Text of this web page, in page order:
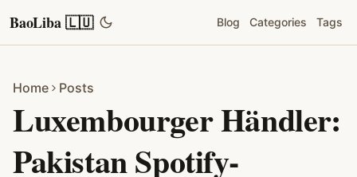
BaoLiba 🇱🇺 Blog Categories Tags
Home Posts
Luxembourger Händler:
Pakistan Spotify-